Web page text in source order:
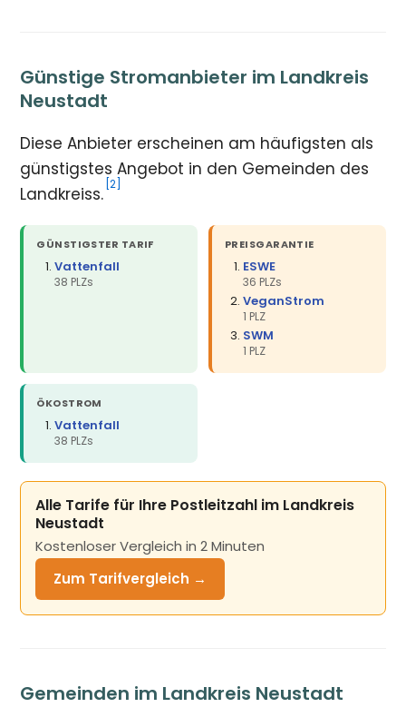
Günstige Stromanbieter im Landkreis
Neustadt
Diese Anbieter erscheinen am häufigsten als
günstigstes Angebot in den Gemeinden des
Landkreiss. [2]
GÜNSTIGSTER TARIF
Vattenfall
38 PLZs
PREISGARANTIE
ESWE
36 PLZs
VeganStrom
1 PLZ
SWM
1 PLZ
ÖKOSTROM
Vattenfall
38 PLZs
Alle Tarife für Ihre Postleitzahl im Landkreis
Neustadt
Kostenloser Vergleich in 2 Minuten
Zum Tarifvergleich →
Gemeinden im Landkreis Neustadt